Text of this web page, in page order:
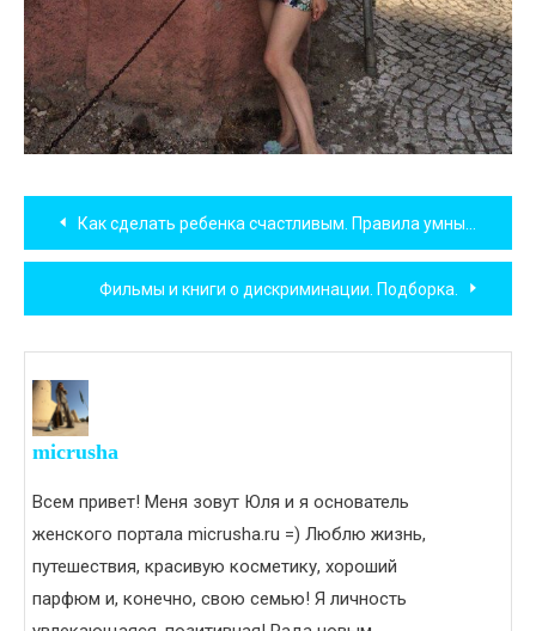
Навигация
по
записям
Как сделать ребенка счастливым. Правила умных родителей!
Фильмы и книги о дискриминации. Подборка.
micrusha
Всем привет! Меня зовут Юля и я основатель
женского портала micrusha.ru =) Люблю жизнь,
путешествия, красивую косметику, хороший
парфюм и, конечно, свою семью! Я личность